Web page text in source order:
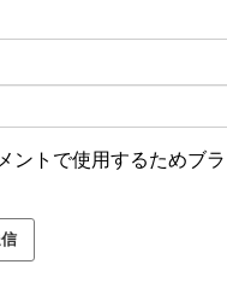
ントで使用するためブ